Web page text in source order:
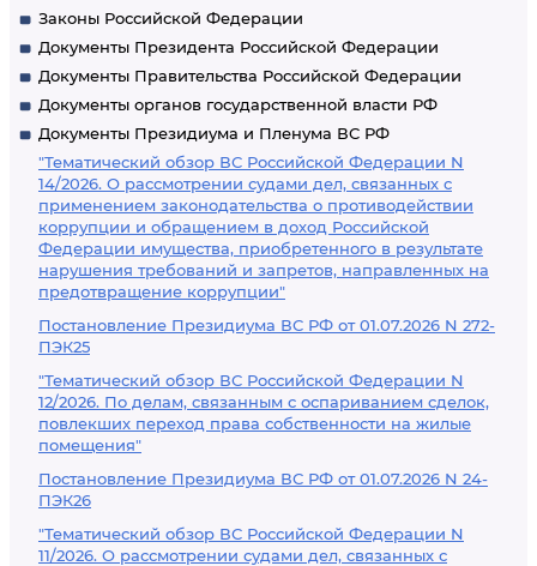
Законы Российской Федерации
Документы Президента Российской Федерации
Документы Правительства Российской Федерации
Документы органов государственной власти РФ
Документы Президиума и Пленума ВС РФ
"Тематический обзор ВС Российской Федерации N
14/2026. О рассмотрении судами дел, связанных с
применением законодательства о противодействии
коррупции и обращением в доход Российской
Федерации имущества, приобретенного в результате
нарушения требований и запретов, направленных на
предотвращение коррупции"
Постановление Президиума ВС РФ от 01.07.2026 N 272-
ПЭК25
"Тематический обзор ВС Российской Федерации N
12/2026. По делам, связанным с оспариванием сделок,
повлекших переход права собственности на жилые
помещения"
Постановление Президиума ВС РФ от 01.07.2026 N 24-
ПЭК26
"Тематический обзор ВС Российской Федерации N
11/2026. О рассмотрении судами дел, связанных с